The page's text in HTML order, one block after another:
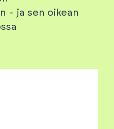
- ja sen oikean